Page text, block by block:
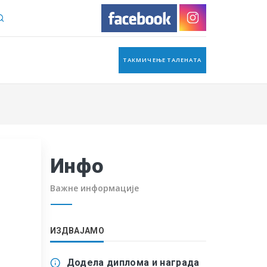
ТАКМИЧЕЊЕ ТАЛЕНАТА
Инфо
Важне информације
ИЗДВАЈАМО
Додела диплома и награда